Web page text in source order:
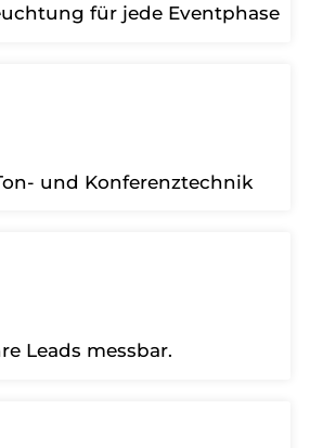
für jede Eventphase
und Konferenztechnik
Leads messbar.